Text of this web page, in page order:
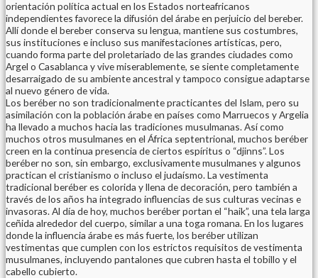
orientación política actual en los Estados norteafricanos
independientes favorece la difusión del árabe en perjuicio del bereber.
Allí donde el bereber conserva su lengua, mantiene sus costumbres,
sus instituciones e incluso sus manifestaciones artísticas, pero,
cuando forma parte del proletariado de las grandes ciudades como
Argel o Casablanca y vive miserablemente, se siente completamente
desarraigado de su ambiente ancestral y tampoco consigue adaptarse
al nuevo género de vida.
Los beréber no son tradicionalmente practicantes del Islam, pero su
asimilación con la población árabe en países como Marruecos y Argelia
ha llevado a muchos hacia las tradiciones musulmanas. Así como
muchos otros musulmanes en el África septentrional, muchos beréber
creen en la continua presencia de ciertos espíritus o “djinns”. Los
beréber no son, sin embargo, exclusivamente musulmanes y algunos
practican el cristianismo o incluso el judaísmo. La vestimenta
tradicional beréber es colorida y llena de decoración, pero también a
través de los años ha integrado influencias de sus culturas vecinas e
invasoras. Al día de hoy, muchos beréber portan el “haik”, una tela larga
ceñida alrededor del cuerpo, similar a una toga romana. En los lugares
donde la influencia árabe es más fuerte, los beréber utilizan
vestimentas que cumplen con los estrictos requisitos de vestimenta
musulmanes, incluyendo pantalones que cubren hasta el tobillo y el
cabello cubierto.